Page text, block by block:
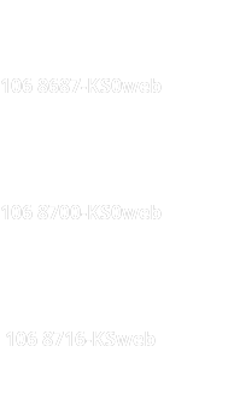
106 8687-KS0web
106 8700-KS0web
106 8716-KSweb